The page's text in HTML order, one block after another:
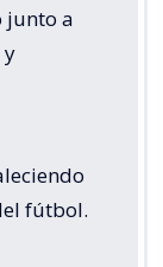
junto a
y
fútbol.